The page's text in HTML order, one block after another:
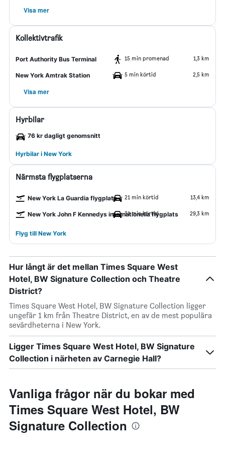
Visa mer
Kollektivtrafik
Port Authority Bus Terminal 15 min promenad 1,3 km
New York Amtrak Station 5 min körtid 2,5 km
Visa mer
Hyrbilar
76 kr dagligt genomsnitt
Hyrbilar i New York
Närmsta flygplatserna
New York La Guardia flygplats 21 min körtid 13,4 km
New York John F Kennedys internationella flygplats
31 min körtid 29,3 km
Flyg till New York
Hur långt är det mellan Times Square West
Hotel, BW Signature Collection och Theatre
District?
Times Square West Hotel, BW Signature Collection ligger
ungefär 1 km från Theatre District, en av de mest populära
sevärdheterna i New York.
Ligger Times Square West Hotel, BW Signature
Collection i närheten av Carnegie Hall?
Vanliga frågor när du bokar med
Times Square West Hotel, BW
Signature Collection